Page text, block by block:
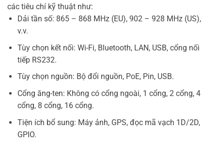
các tiêu chí kỹ thuật như:
Dải tần số: 865 – 868 MHz (EU), 902 – 928 MHz (US),
v.v.
Tùy chọn kết nối: Wi-Fi, Bluetooth, LAN, USB, cổng nối
tiếp RS232.
Tùy chọn nguồn: Bộ đổi nguồn, PoE, Pin, USB.
Cổng ăng-ten: Không có cổng ngoài, 1 cổng, 2 cổng, 4
cổng, 8 cổng, 16 cổng.
Tiện ích bổ sung: Máy ảnh, GPS, đọc mã vạch 1D/2D,
GPIO.